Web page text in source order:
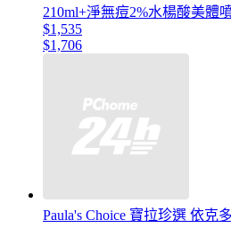
210ml+淨無痘2%水楊酸美體
$1,535
$1,706
Paula's Choice 寶拉珍選 依克